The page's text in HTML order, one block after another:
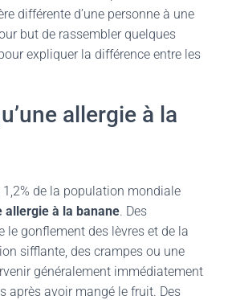
différente d’une personne à une
but de rassembler quelques
expliquer la différence entre les
allergie à la
1,2% de la population mondiale
allergie à la banane. Des
le gonflement des lèvres et de la
sifflante, des crampes ou une
généralement immédiatement
après avoir mangé le fruit. Des